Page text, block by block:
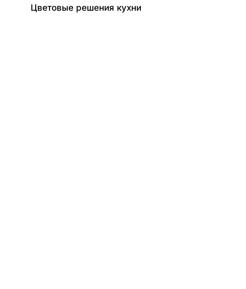
Цветовые решения кухни